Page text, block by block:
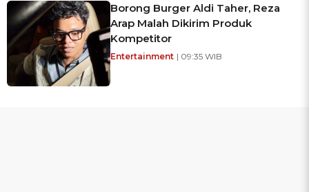
Borong Burger Aldi Taher, Reza
Arap Malah Dikirim Produk
Kompetitor
Entertainment | 09:35 WIB